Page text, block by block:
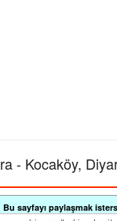
- Kocaköy,
Bu sayfayı paylaşmak